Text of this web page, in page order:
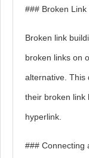
### Broken Link
Broken link
broken links on
alternative. This
their broken link
hyperlink.
### Connecting